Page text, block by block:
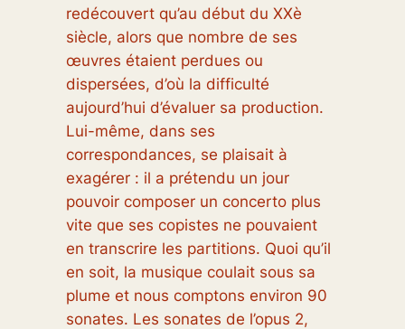
redécouvert qu’au début du XXè
siècle, alors que nombre de ses
œuvres étaient perdues ou
dispersées, d’où la difficulté
aujourd’hui d’évaluer sa production.
Lui-même, dans ses
correspondances, se plaisait à
exagérer : il a prétendu un jour
pouvoir composer un concerto plus
vite que ses copistes ne pouvaient
en transcrire les partitions. Quoi qu’il
en soit, la musique coulait sous sa
plume et nous comptons environ 90
sonates. Les sonates de l’opus 2,